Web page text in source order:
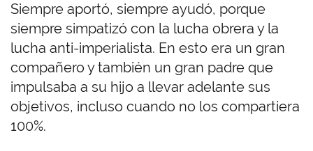
Siempre aportó, siempre ayudó, porque
siempre simpatizó con la lucha obrera y la
lucha anti-imperialista. En esto era un gran
compañero y también un gran padre que
impulsaba a su hijo a llevar adelante sus
objetivos, incluso cuando no los compartiera
100%.